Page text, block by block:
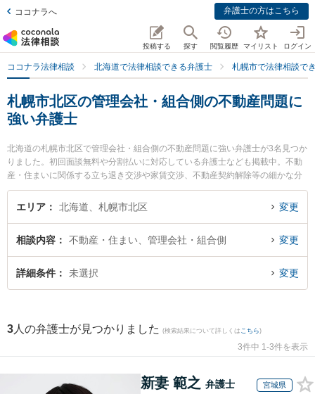
ココナラへ 弁護士の方はこちら
投稿する 探す 閲覧履歴 マイリスト ログイン
ココナラ法律相談 北海道で法律相談できる弁護士 札幌市で法律相談で
札幌市北区の管理会社・組合側の不動産問題に
強い弁護士
北海道の札幌市北区で管理会社・組合側の不動産問題に強い弁護士が3名見つか
りました。初回面談無料や分割払いに対応している弁護士なども掲載中。不動
産・住まいに関係する立ち退き交渉や家賃交渉、不動産契約解除等の細かな分
野での絞り込み検索もでき便利です。特に弁護士法人ALG＆Associates 札幌法
律事務所の川上 満里奈弁護士や札幌北部法律事務所の今橋 直弁護士、あわお法
問題のトラブルを今すぐに弁護士に相談したい』『管理会社・組合側の不動産
問題のトラブル解決の実績豊富な近くの弁護士を検索したい』『初回相談無料
で管理会社・組合側の不動産問題を法律相談できる札幌市北区内の弁護士に相
エリア 北海道、札幌市北区 変更
相談内容 不動産・住まい、管理会社・組合側 変更
詳細条件 未選択 変更
3 人の弁護士が見つかりました (検索結果について詳しくは こちら)
3件中 1-3件を表示
新妻 範之 弁護士 宮城県